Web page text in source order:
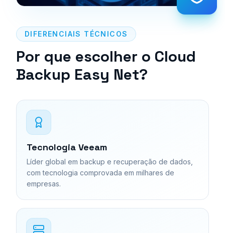
DIFERENCIAIS TÉCNICOS
Por que escolher o Cloud
Backup Easy Net?
Tecnologia Veeam
Líder global em backup e recuperação de dados,
com tecnologia comprovada em milhares de
empresas.